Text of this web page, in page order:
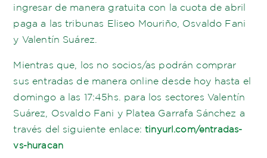
ingresar de manera gratuita con la cuota de abril
paga a las tribunas Eliseo Mouriño, Osvaldo Fani
y Valentín Suárez.
Mientras que, los no socios/as podrán comprar
sus entradas de manera online desde hoy hasta el
domingo a las 17:45hs. para los sectores Valentín
Suárez, Osvaldo Fani y Platea Garrafa Sánchez a
través del siguiente enlace: tinyurl.com/entradas-
vs-huracan